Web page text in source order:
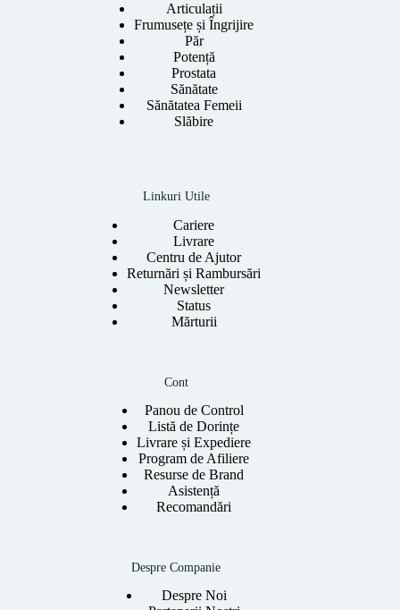
Articulații
Frumusețe și Îngrijire
Păr
Potență
Prostata
Sănătate
Sănătatea Femeii
Slăbire
Linkuri Utile
Cariere
Livrare
Centru de Ajutor
Returnări și Rambursări
Newsletter
Status
Mărturii
Cont
Panou de Control
Listă de Dorințe
Livrare și Expediere
Program de Afiliere
Resurse de Brand
Asistență
Recomandări
Despre Companie
Despre Noi